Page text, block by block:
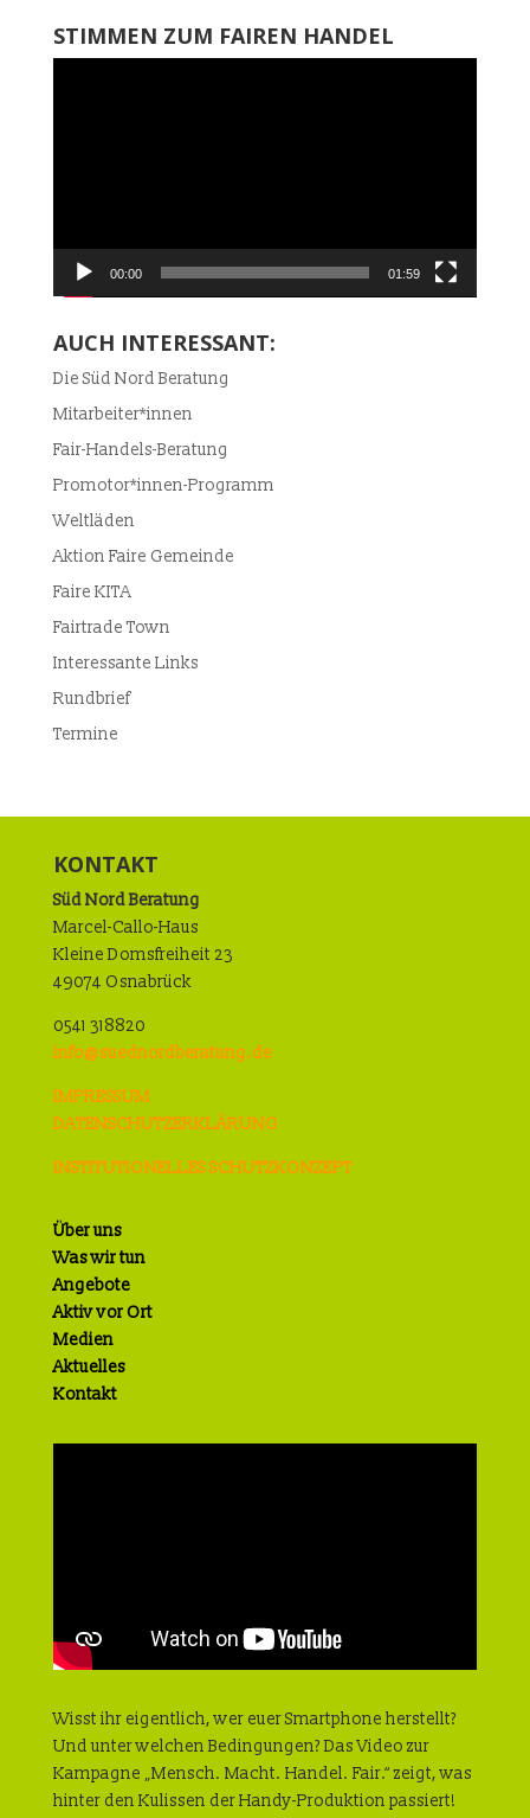
STIMMEN ZUM FAIREN HANDEL
00:00 01:59
AUCH INTERESSANT:
Die Süd Nord Beratung
Mitarbeiter*innen
Fair-Handels-Beratung
Promotor*innen-Programm
Weltläden
Aktion Faire Gemeinde
Faire KITA
Fairtrade Town
Interessante Links
Rundbrief
Termine
KONTAKT
Süd Nord Beratung
Marcel-Callo-Haus
Kleine Domsfreiheit 23
49074 Osnabrück
0541 318820
info@suednordberatung.de
IMPRESSUM
DATENSCHUTZERKLÄRUNG
INSTITUTIONELLES SCHUTZKONZEPT
Über uns
Was wir tun
Angebote
Aktiv vor Ort
Medien
Aktuelles
Kontakt
Wisst ihr eigentlich, wer euer Smartphone herstellt?
Und unter welchen Bedingungen? Das Video zur
Kampagne „Mensch. Macht. Handel. Fair.“ zeigt, was
hinter den Kulissen der Handy-Produktion passiert!